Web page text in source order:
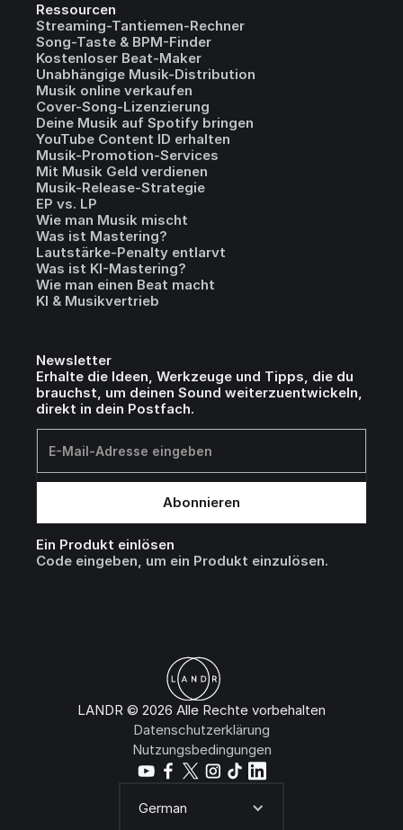
Ressourcen
Streaming-Tantiemen-Rechner
Song-Taste & BPM-Finder
Kostenloser Beat-Maker
Unabhängige Musik-Distribution
Musik online verkaufen
Cover-Song-Lizenzierung
Deine Musik auf Spotify bringen
YouTube Content ID erhalten
Musik-Promotion-Services
Mit Musik Geld verdienen
Musik-Release-Strategie
EP vs. LP
Wie man Musik mischt
Was ist Mastering?
Lautstärke-Penalty entlarvt
Was ist KI-Mastering?
Wie man einen Beat macht
KI & Musikvertrieb
Newsletter
Erhalte die Ideen, Werkzeuge und Tipps, die du
brauchst, um deinen Sound weiterzuentwickeln,
direkt in dein Postfach.
Ein Produkt einlösen
Code eingeben, um ein Produkt einzulösen.
LANDR © 2026 Alle Rechte vorbehalten
Datenschutzerklärung
Nutzungsbedingungen
German